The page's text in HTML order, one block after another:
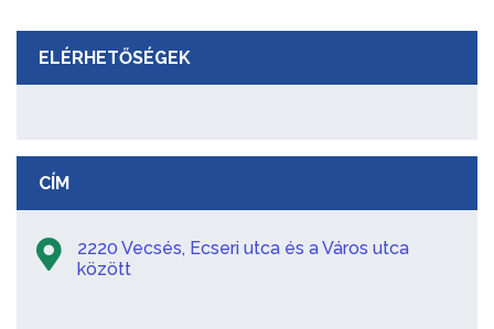
ELÉRHETŐSÉGEK
CÍM
2220 Vecsés, Ecseri utca és a Város utca
között